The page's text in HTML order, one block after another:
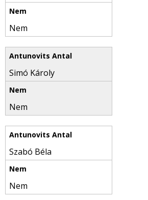
Nem
Simó Károly
Nem
Szabó Béla
Nem